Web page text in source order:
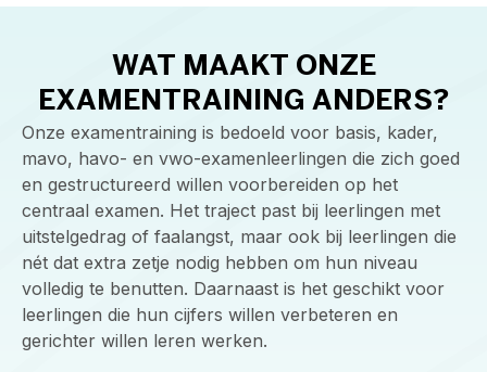
WAT MAAKT ONZE
EXAMENTRAINING ANDERS?
Onze examentraining is bedoeld voor basis, kader,
mavo, havo- en vwo-examenleerlingen die zich goed
en gestructureerd willen voorbereiden op het
centraal examen. Het traject past bij leerlingen met
uitstelgedrag of faalangst, maar ook bij leerlingen die
nét dat extra zetje nodig hebben om hun niveau
volledig te benutten. Daarnaast is het geschikt voor
leerlingen die hun cijfers willen verbeteren en
gerichter willen leren werken.